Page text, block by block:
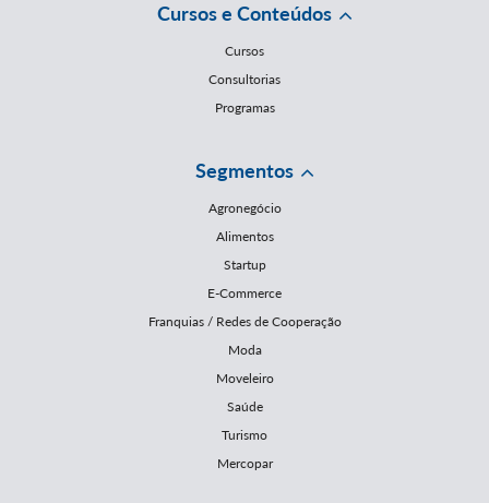
Cursos e Conteúdos
Cursos
Consultorias
Programas
Segmentos
Agronegócio
Alimentos
Startup
E-Commerce
Franquias / Redes de Cooperação
Moda
Moveleiro
Saúde
Turismo
Mercopar